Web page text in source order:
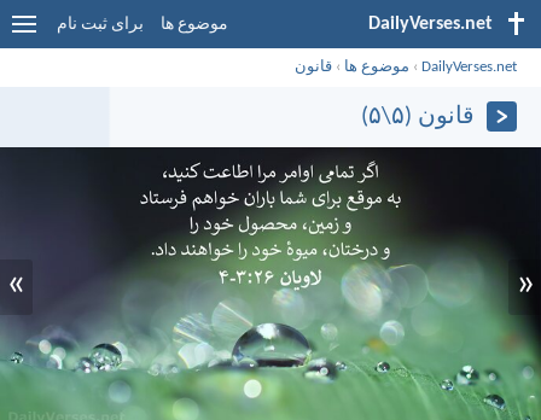
DailyVerses.net موضوع ها برای ثبت نام
DailyVerses.net
› موضوع ها ›قانون
قانون (۵\۵)
«
»